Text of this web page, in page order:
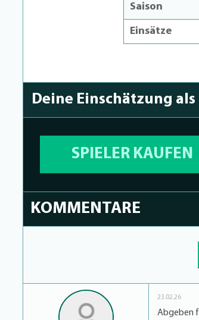
Saison
Einsätze
Deine Einschätzung
SPIELER KAUFEN
KOMMENTARE
23.02.26
Abgeben